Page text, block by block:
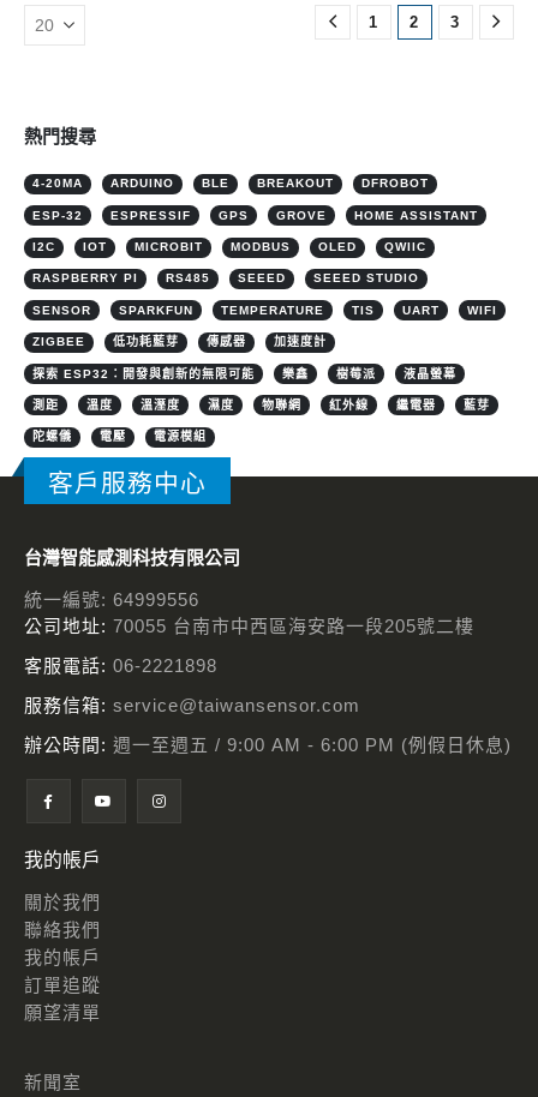
1 2 3
熱門搜尋
4-20MA ARDUINO BLE BREAKOUT DFROBOT
ESP-32 ESPRESSIF GPS GROVE HOME ASSISTANT
I2C IOT MICROBIT MODBUS OLED QWIIC
RASPBERRY PI RS485 SEEED SEEED STUDIO
SENSOR SPARKFUN TEMPERATURE TIS UART WIFI
ZIGBEE 低功耗藍芽 傳感器 加速度計
探索 ESP32：開發與創新的無限可能 樂鑫 樹莓派 液晶螢幕
測距 溫度 溫溼度 濕度 物聯網 紅外線 繼電器 藍芽
陀螺儀 電壓 電源模組
客戶服務中心
台灣智能感測科技有限公司
統一編號: 64999556
公司地址: 70055 台南市中西區海安路一段205號二樓
客服電話: 06-2221898
服務信箱: service@taiwansensor.com
辦公時間: 週一至週五 / 9:00 AM - 6:00 PM (例假日休息)
我的帳戶
關於我們
聯絡我們
我的帳戶
訂單追蹤
願望清單
新聞室